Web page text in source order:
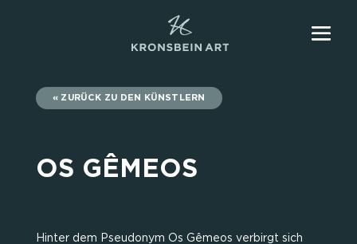
ZURÜCK ZU DEN KÜNSTLERN
OS GÊMEOS
Hinter dem Pseudonym Os Gêmeos verbirgt sich